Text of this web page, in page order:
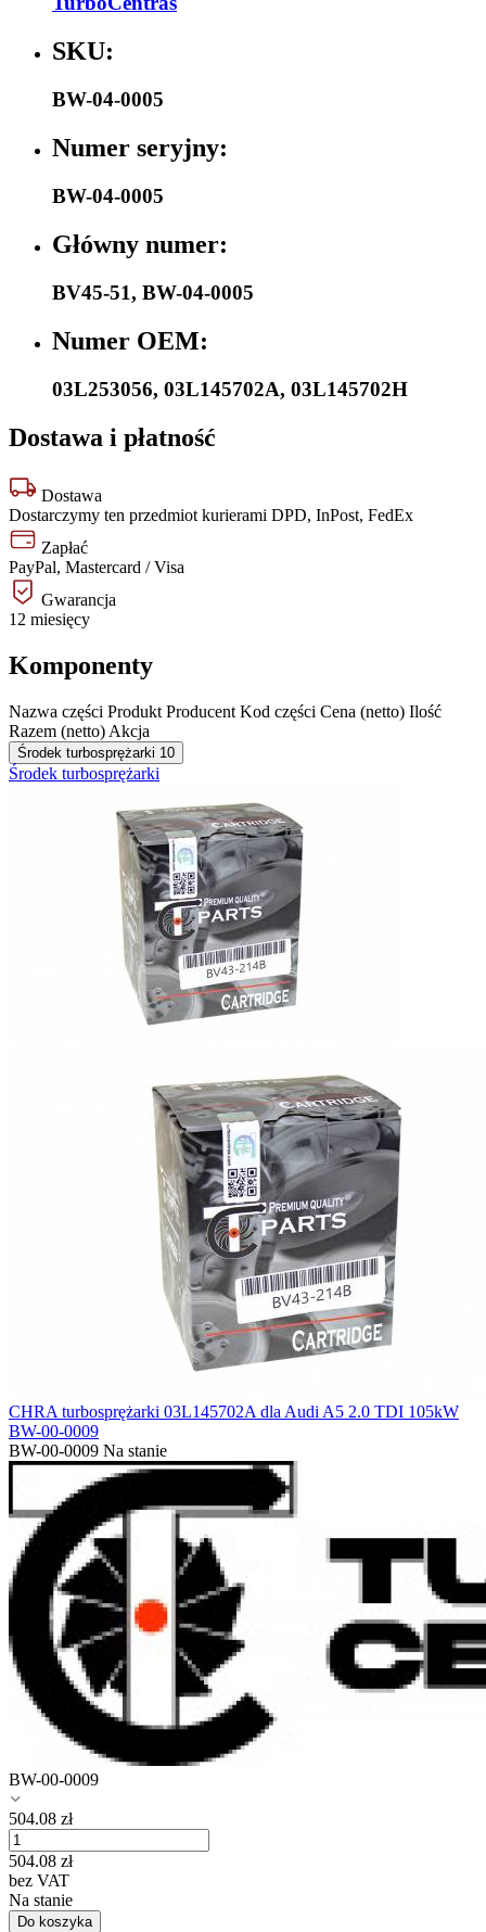
SKU:
BW-04-0005
Numer seryjny:
BW-04-0005
Główny numer:
BV45-51, BW-04-0005
Numer OEM:
03L253056, 03L145702A, 03L145702H
Dostawa i płatność
Dostawa
Dostarczymy ten przedmiot kurierami DPD, InPost, FedEx
Zapłać
PayPal, Mastercard / Visa
Gwarancja
12 miesięcy
Komponenty
Nazwa części Produkt Producent Kod części Cena (netto) Ilość
Razem (netto) Akcja
Środek turbosprężarki 10
Środek turbosprężarki
CHRA turbosprężarki 03L145702A dla Audi A5 2.0 TDI 105kW
BW-00-0009
BW-00-0009 Na stanie
BW-00-0009
504.08 zł
504.08 zł
bez VAT
Na stanie
Do koszyka